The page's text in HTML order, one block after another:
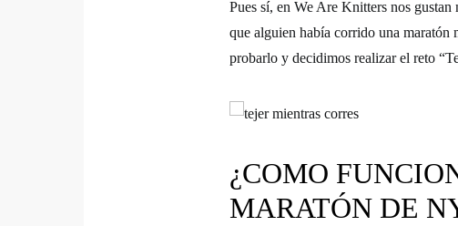
Pues sí, en We Are Knitters nos
que alguien había corrido una maratón
probarlo y decidimos realizar el reto
¿COMO
MARATÓN DE